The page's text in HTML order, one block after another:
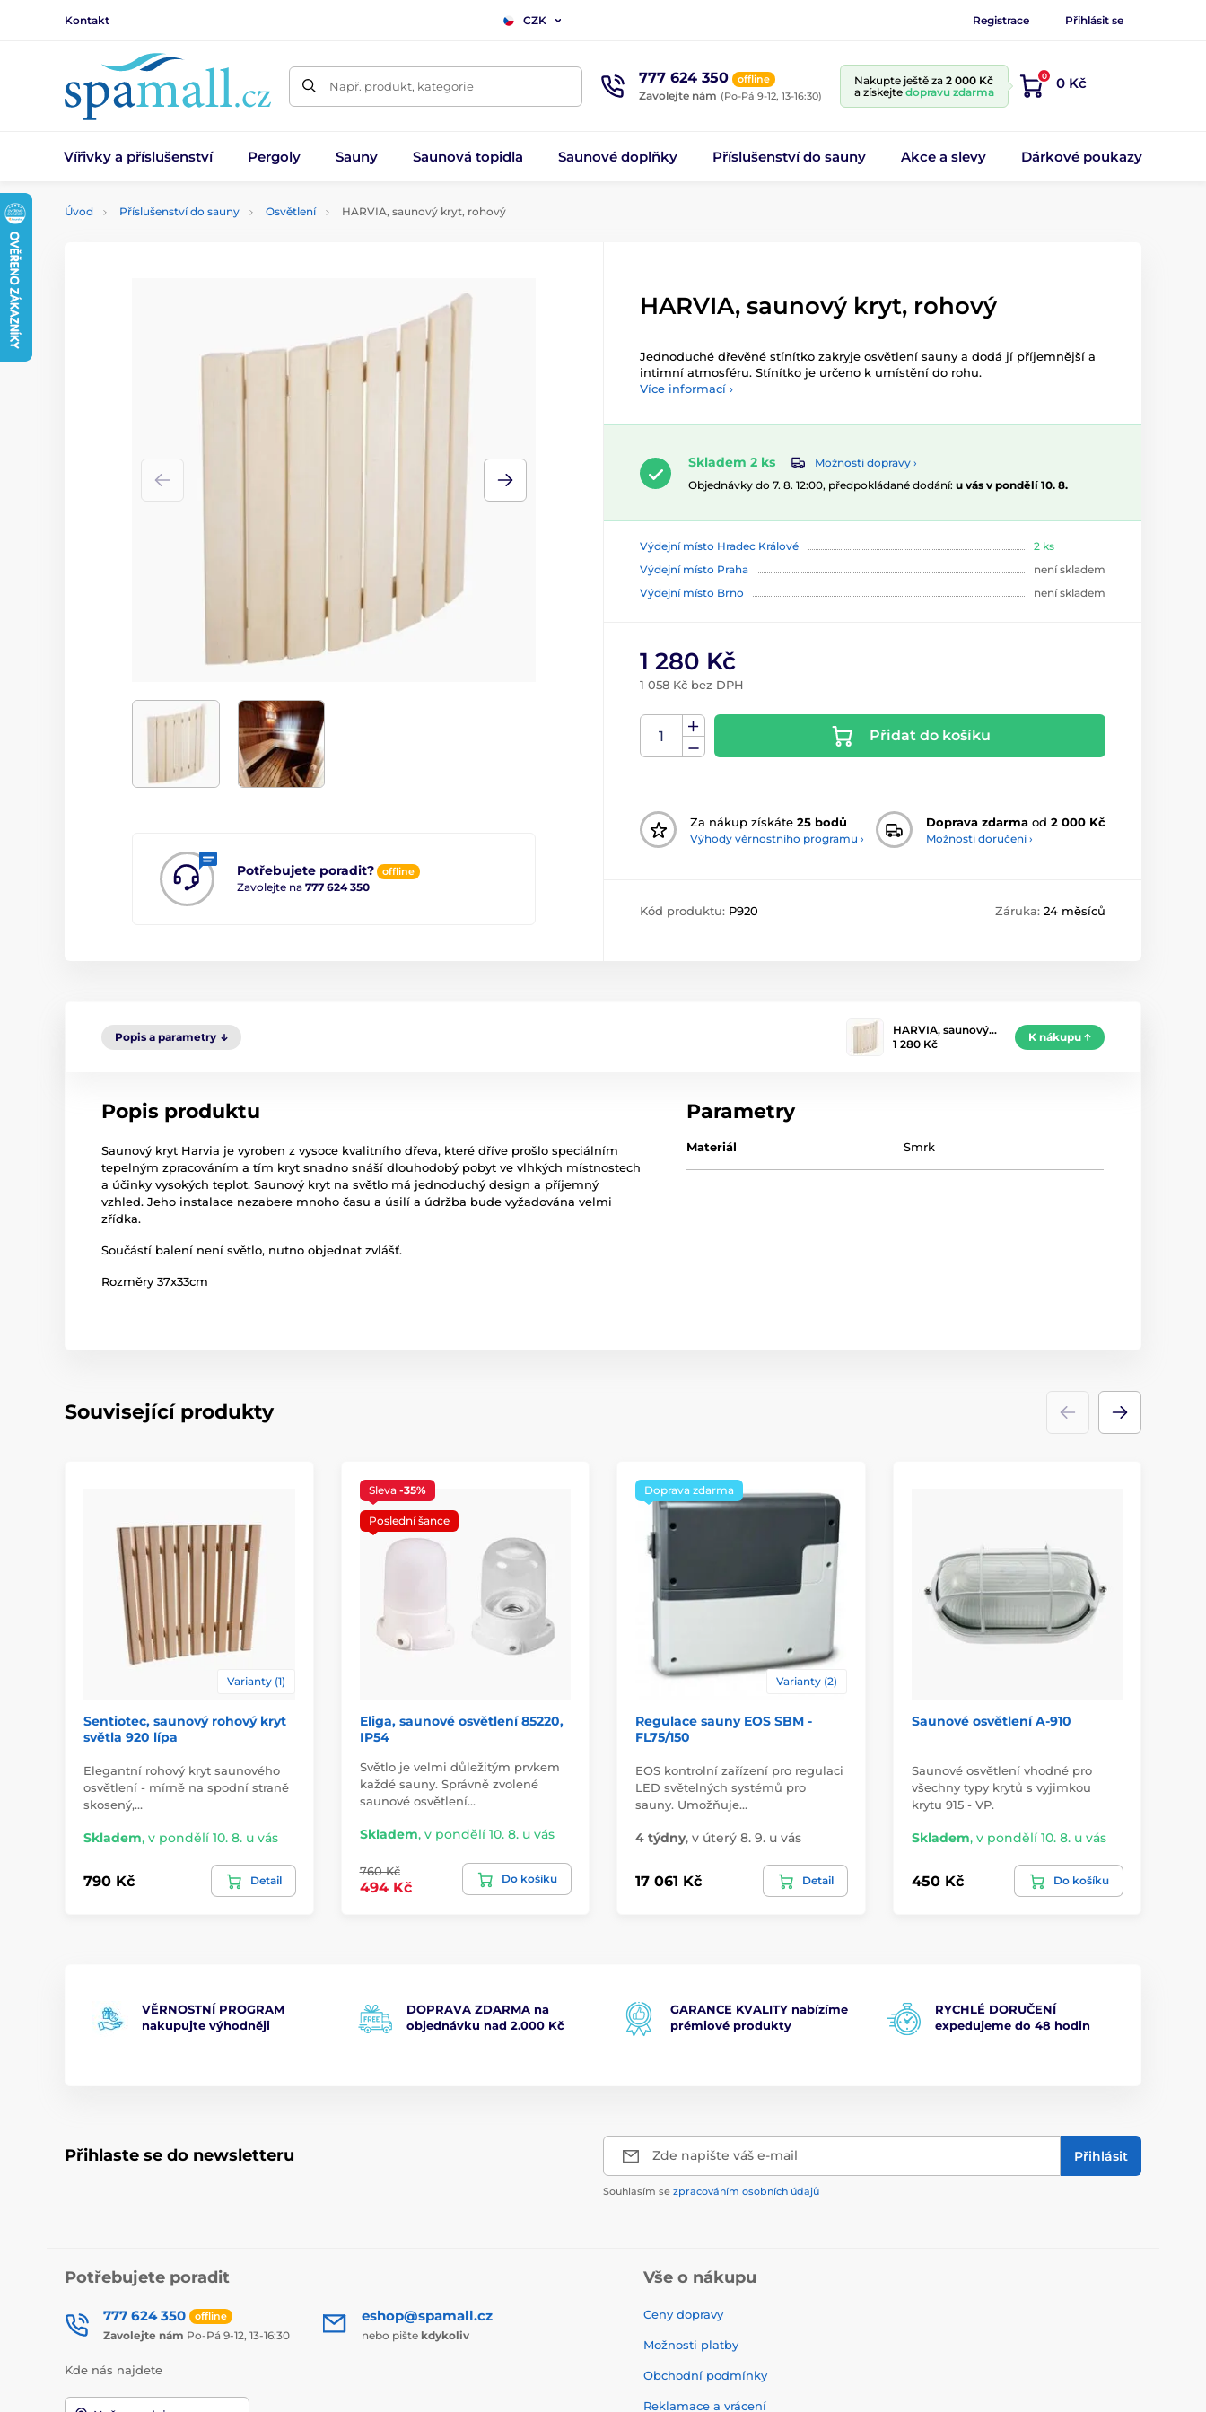
Kontakt CZK Registrace Přihlásit se
Např. produkt, kategorie 777 624 350 offline
Zavolejte nám (Po-Pá 9-12, 13-16:30)
Nakupte ještě za 2 000 Kč
a získejte dopravu zdarma
0 0 Kč
Vířivky a příslušenství Pergoly Sauny Saunová topidla Saunové doplňky Příslušenství do sauny Akce a slevy Dárkové poukazy
Úvod Příslušenství do sauny Osvětlení HARVIA, saunový kryt, rohový
Potřebujete poradit? offline
Zavolejte na 777 624 350
HARVIA, saunový kryt, rohový
Jednoduché dřevěné stínítko zakryje osvětlení sauny a dodá jí příjemnější a
intimní atmosféru. Stínítko je určeno k umístění do rohu.
Více informací ›
Skladem 2 ks
Možnosti dopravy ›
Objednávky do 7. 8. 12:00, předpokládané dodání: u vás v pondělí 10. 8.
Výdejní místo Hradec Králové
2 ks
Výdejní místo Praha
není skladem
Výdejní místo Brno
není skladem
1 280 Kč
1 058 Kč bez DPH
Přidat do košíku
Za nákup získáte 25 bodů
Výhody věrnostního programu ›
Doprava zdarma od 2 000 Kč
Možnosti doručení ›
Kód produktu: P920 Záruka: 24 měsíců
Popis a parametry
HARVIA, saunový…
1 280 Kč
K nákupu
Popis produktu
Saunový kryt Harvia je vyroben z vysoce kvalitního dřeva, které dříve prošlo speciálním
tepelným zpracováním a tím kryt snadno snáší dlouhodobý pobyt ve vlhkých místnostech
a účinky vysokých teplot. Saunový kryt na světlo má jednoduchý design a příjemný
vzhled. Jeho instalace nezabere mnoho času a úsilí a údržba bude vyžadována velmi
zřídka.
Součástí balení není světlo, nutno objednat zvlášť.
Rozměry 37x33cm
Parametry
Materiál Smrk
Související produkty
Varianty (1)
Sentiotec, saunový rohový kryt
světla 920 lípa
Elegantní rohový kryt saunového
osvětlení - mírně na spodní straně
skosený,…
Skladem, v pondělí 10. 8. u vás
790 Kč Detail
Sleva -35%
Poslední šance
Eliga, saunové osvětlení 85220,
IP54
Světlo je velmi důležitým prvkem
každé sauny. Správně zvolené
saunové osvětlení…
Skladem, v pondělí 10. 8. u vás
760 Kč
494 Kč
Do košíku
Doprava zdarma
Varianty (2)
Regulace sauny EOS SBM -
FL75/150
EOS kontrolní zařízení pro regulaci
LED světelných systémů pro
sauny. Umožňuje…
4 týdny, v úterý 8. 9. u vás
17 061 Kč Detail
Saunové osvětlení A-910
Saunové osvětlení vhodné pro
všechny typy krytů s vyjimkou
krytu 915 - VP.
Skladem, v pondělí 10. 8. u vás
450 Kč Do košíku
VĚRNOSTNÍ PROGRAM
nakupujte výhodněji
DOPRAVA ZDARMA na
objednávku nad 2.000 Kč
GARANCE KVALITY nabízíme
prémiové produkty
RYCHLÉ DORUČENÍ
expedujeme do 48 hodin
Přihlaste se do newsletteru Zde napište váš e-mail Přihlásit
Souhlasím se zpracováním osobních údajů
Potřebujete poradit
777 624 350 offline
Zavolejte nám Po-Pá 9-12, 13-16:30
eshop@spamall.cz
nebo pište kdykoliv
Kde nás najdete
Vše o nákupu
Ceny dopravy
Možnosti platby
Obchodní podmínky
Reklamace a vrácení